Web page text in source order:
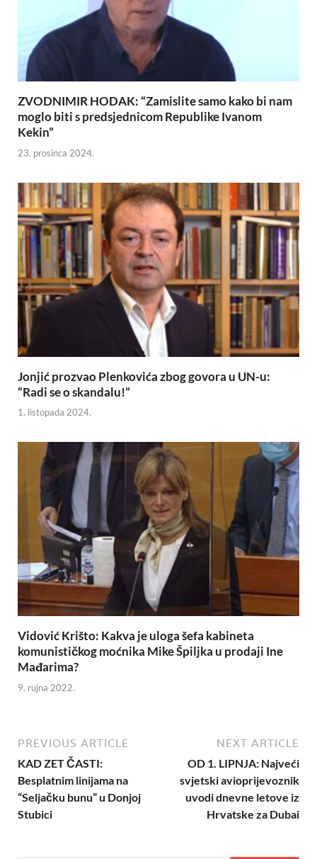
ZVODNIMIR HODAK: “Zamislite samo kako bi nam
moglo biti s predsjednicom Republike Ivanom
Kekin”
23. prosinca 2024.
Jonjić prozvao Plenkovića zbog govora u UN-u:
“Radi se o skandalu!”
1. listopada 2024.
Vidović Krišto: Kakva je uloga šefa kabineta
komunističkog moćnika Mike Špiljka u prodaji Ine
Mađarima?
9. rujna 2022.
PREVIOUS ARTICLE
KAD ZET ČASTI:
Besplatnim linijama na
“Seljačku bunu” u Donjoj
Stubici
NEXT ARTICLE
OD 1. LIPNJA: Najveći
svjetski avioprijevoznik
uvodi dnevne letove iz
Hrvatske za Dubai